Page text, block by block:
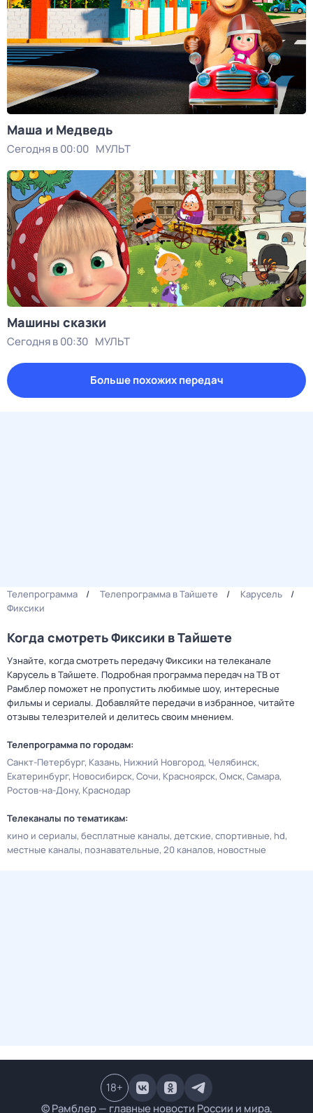
Маша и Медведь
Сегодня в 00:00 МУЛЬТ
Машины сказки
Сегодня в 00:30 МУЛЬТ
Больше похожих передач
Телепрограмма Телепрограмма в Тайшете
Карусель
Фиксики
Когда смотреть Фиксики в Тайшете
Узнайте, когда смотреть передачу Фиксики на телеканале
Карусель в Тайшете. Подробная программа передач на ТВ от
Рамблер поможет не пропустить любимые шоу, интересные
фильмы и сериалы. Добавляйте передачи в избранное, читайте
отзывы телезрителей и делитесь своим мнением.
Телепрограмма по городам:
Санкт-Петербург Казань Нижний Новгород Челябинск
Екатеринбург Новосибирск Сочи Красноярск Омск Самара
Ростов-на-Дону Краснодар
Телеканалы по тематикам:
кино и сериалы бесплатные каналы детские спортивные hd
местные каналы познавательные 20 каналов новостные
© Рамблер — главные новости России и мира,
18+